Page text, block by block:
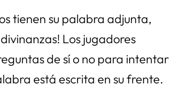
tienen su palabra adjunta,
Los jugadores
de sí o no para intentar
está escrita en su frente.